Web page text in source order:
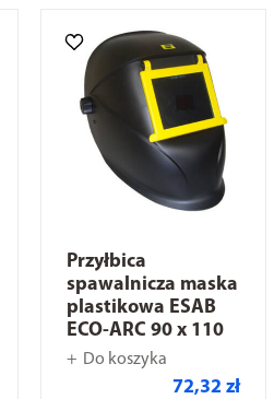
Przyłbica
spawalnicza maska
plastikowa ESAB
ECO-ARC 90 x 110
Do koszyka
72,32 zł